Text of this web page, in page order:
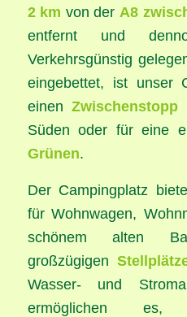
2 km von derA8
entfernt und
Verkehrsgünstig
eingebettet, ist unser
einenZwischenstopp
Süden oder für eine
Grünen.
Der Campingplatz
für Wohnwagen,
schönem alten
großzügigen
Wasser- und
ermöglichen